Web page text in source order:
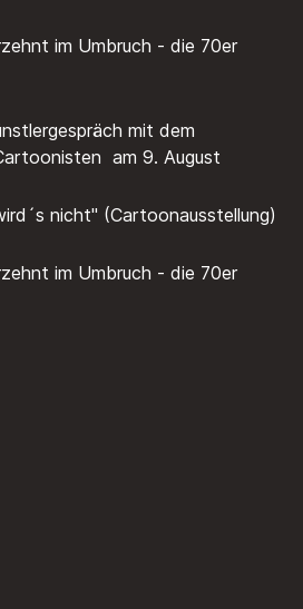
im Umbruch - die 70er
mit dem
am 9. August
nicht" (Cartoonausstellung)
im Umbruch - die 70er